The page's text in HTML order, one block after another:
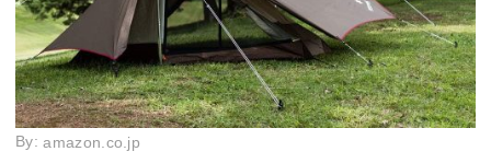
By:amazon.co.jp